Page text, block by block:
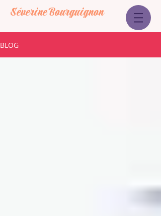
Séverine Bourguignon
BLOG